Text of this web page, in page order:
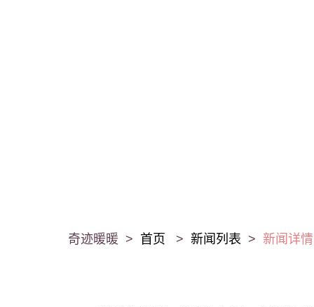
奇迹暖暖 > 首页 > 新闻列表 > 新闻详情